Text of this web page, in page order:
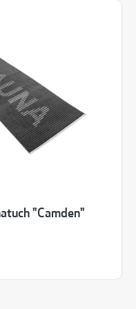
"Camden"